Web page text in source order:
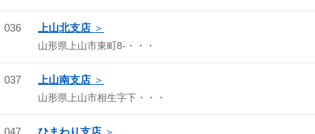
036 上山北支店
山形県上山市東町8-・・・
037 上山南支店
山形県上山市相生字下・・・
047 ひまわり支店